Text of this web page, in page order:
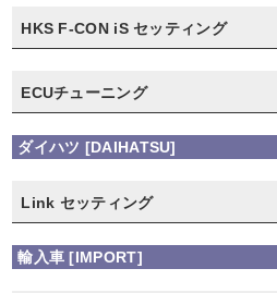
HKS F-CON iS セッティング
ECUチューニング
ダイハツ [DAIHATSU]
Link セッティング
輸入車 [IMPORT]